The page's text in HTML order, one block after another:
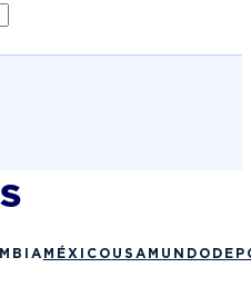
MÉXICO USA MUNDO